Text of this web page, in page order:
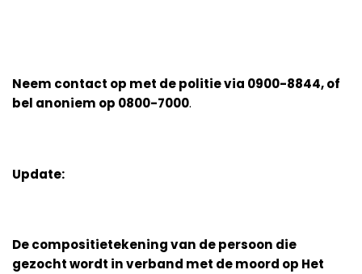
Neem contact op met de politie via 0900-8844, of
bel anoniem op 0800-7000.
Update:
De compositietekening van de persoon die
gezocht wordt in verband met de moord op Het